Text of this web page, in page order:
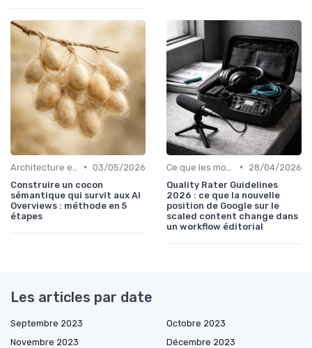
• 03/05/2026
Construire un cocon
sémantique qui survit aux AI
Overviews : méthode en 5
étapes
•
28/04/2026
Quality Rater Guidelines
2026 : ce que la nouvelle
position de Google sur le
scaled content change dans
un workflow éditorial
Les articles par date
Septembre 2023
Octobre 2023
Novembre 2023
Décembre 2023